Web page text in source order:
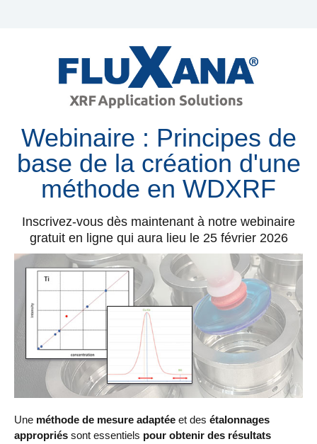
Webinaire : Principes de
base de la création d'une
méthode en WDXRF
Inscrivez-vous dès maintenant à notre webinaire
gratuit en ligne qui aura lieu le 25 février 2026
Une méthode de mesure adaptée et des étalonnages
appropriés sont essentiels pour obtenir des résultats